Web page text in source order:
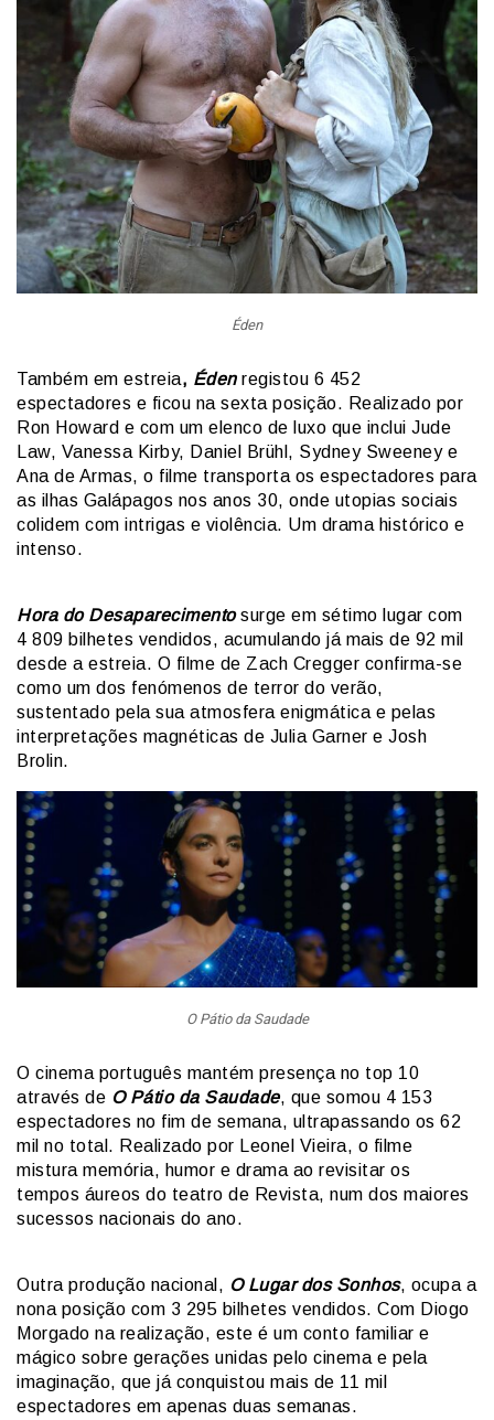
Éden
Também em estreia, Édenregistou 6 452
espectadores e ficou na sexta posição. Realizado por
Ron Howard e com um elenco de luxo que inclui Jude
Law, Vanessa Kirby, Daniel Brühl, Sydney Sweeney e
Ana de Armas, o filme transporta os espectadores para
as ilhas Galápagos nos anos 30, onde utopias sociais
colidem com intrigas e violência. Um drama histórico e
intenso.
Hora do Desaparecimentosurge em sétimo lugar com
4 809 bilhetes vendidos, acumulando já mais de 92 mil
desde a estreia. O filme de Zach Cregger confirma-se
como um dos fenómenos de terror do verão,
sustentado pela sua atmosfera enigmática e pelas
interpretações magnéticas de Julia Garner e Josh
Brolin.
O Pátio da Saudade
O cinema português mantém presença no top 10
através de O Pátio da Saudade, que somou 4 153
espectadores no fim de semana, ultrapassando os 62
mil no total. Realizado por Leonel Vieira, o filme
mistura memória, humor e drama ao revisitar os
tempos áureos do teatro de Revista, num dos maiores
sucessos nacionais do ano.
Outra produção nacional, O Lugar dos Sonhos, ocupa a
nona posição com 3 295 bilhetes vendidos. Com Diogo
Morgado na realização, este é um conto familiar e
mágico sobre gerações unidas pelo cinema e pela
imaginação, que já conquistou mais de 11 mil
espectadores em apenas duas semanas.